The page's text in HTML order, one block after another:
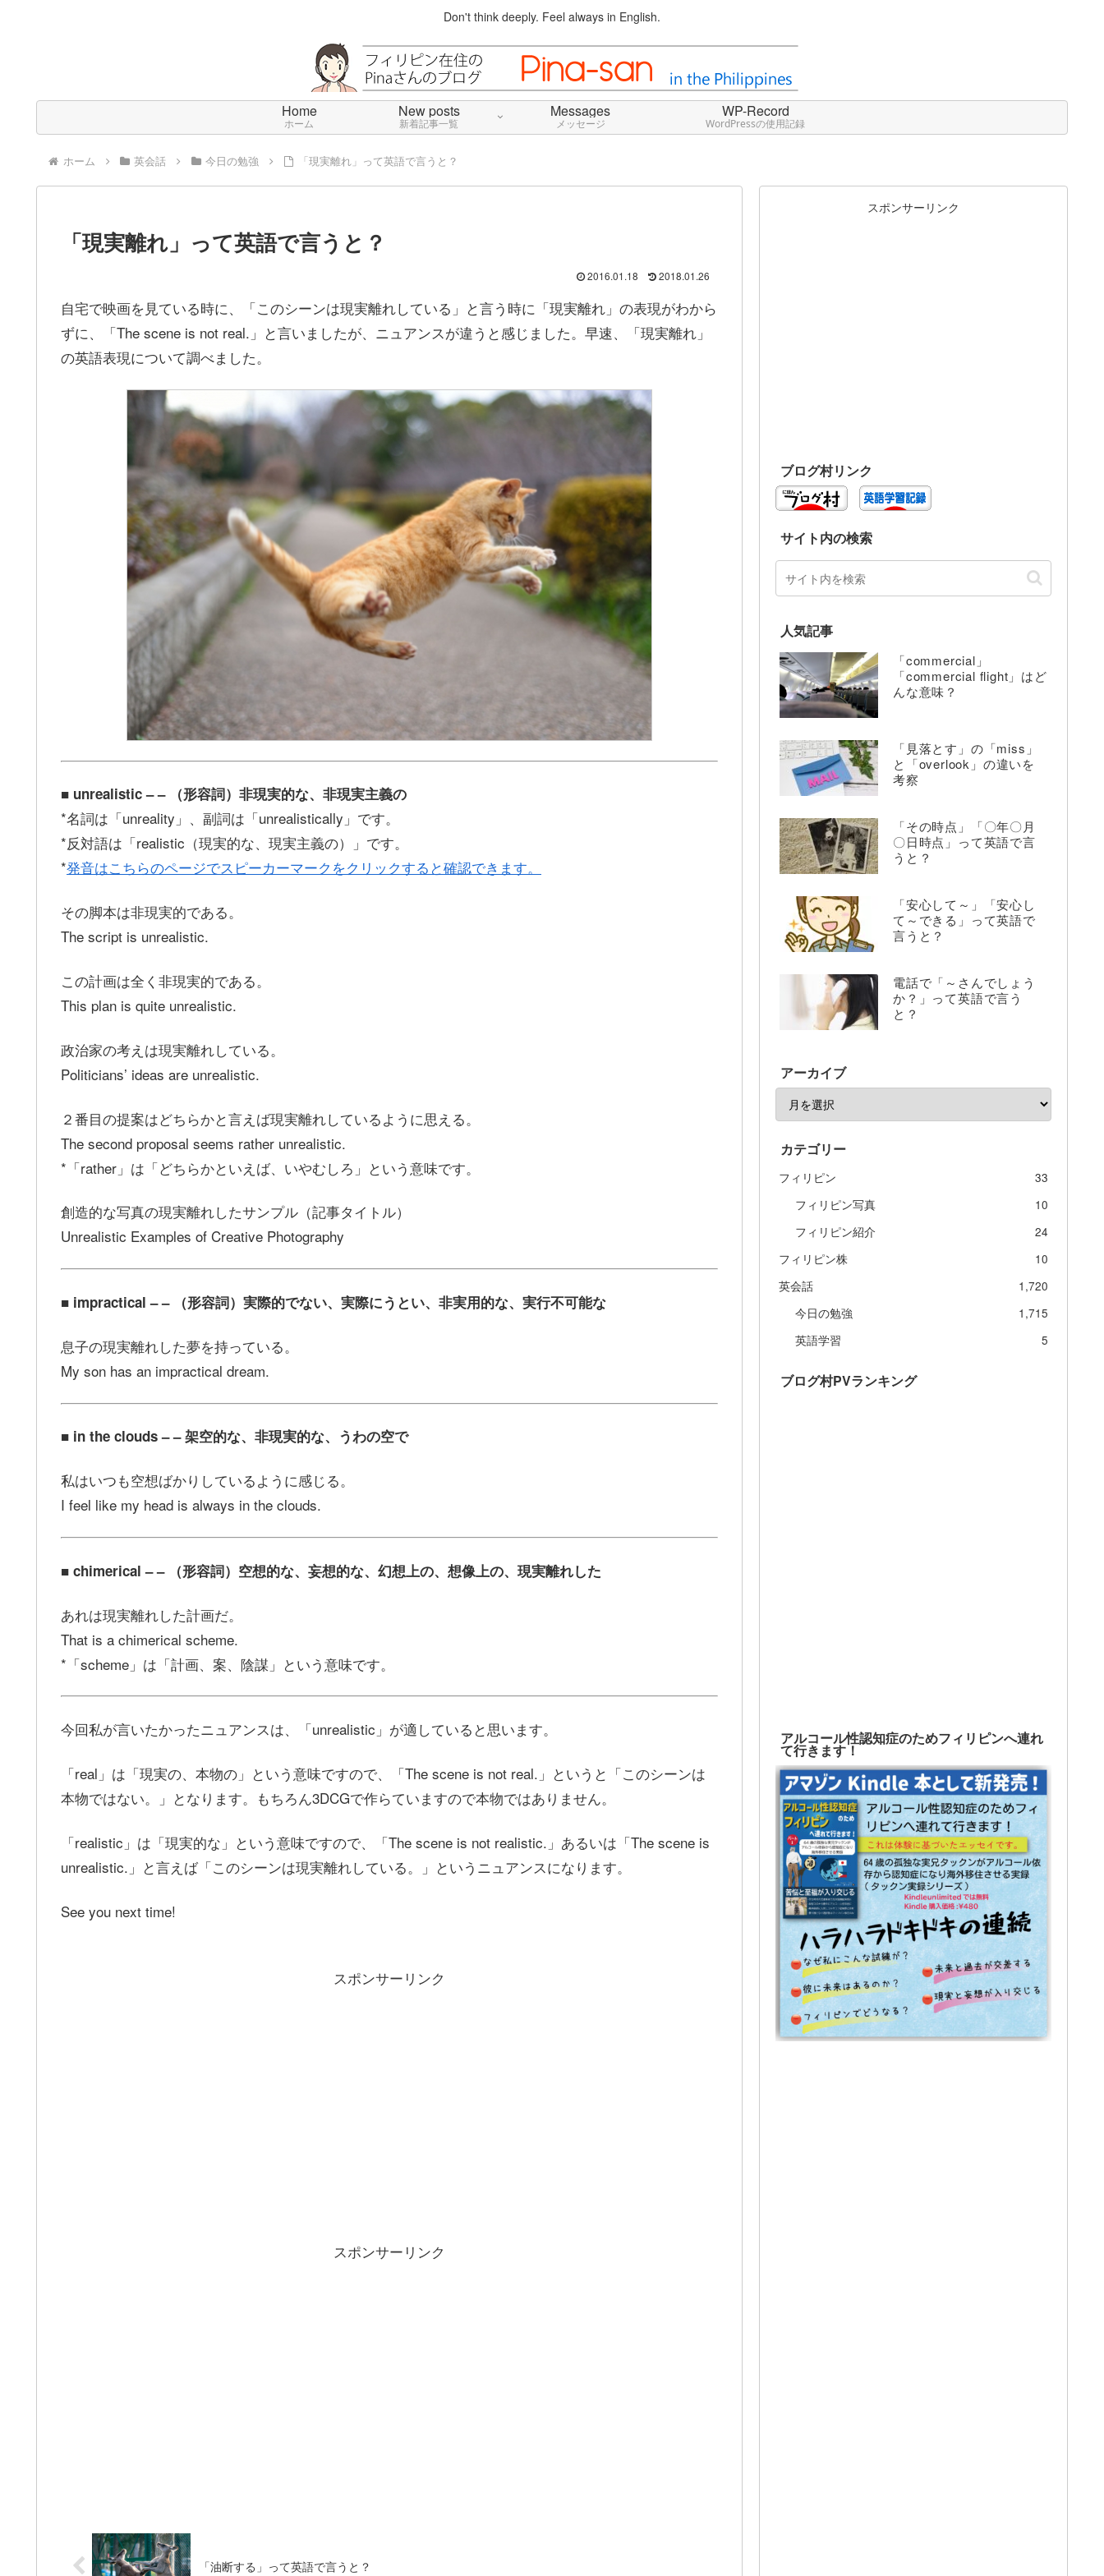
Don't think deeply. Feel always in English.
Home
ホーム
New posts
新着記事一覧
Messages
メッセージ
WP-Record
WordPressの使用記録
ホーム 英会話 今日の勉強 「現実離れ」って英語で言うと？
「現実離れ」って英語で言うと？
2016.01.18 2018.01.26
自宅で映画を見ている時に、「このシーンは現実離れしている」と言う時に「現実離れ」の表現がわから
ずに、「The scene is not real.」と言いましたが、ニュアンスが違うと感じました。早速、「現実離れ」
の英語表現について調べました。
■ unrealistic – – （形容詞）非現実的な、非現実主義の
*名詞は「unreality」、副詞は「unrealistically」です。
*反対語は「realistic（現実的な、現実主義の）」です。
*発音はこちらのページでスピーカーマークをクリックすると確認できます。
その脚本は非現実的である。
The script is unrealistic.
この計画は全く非現実的である。
This plan is quite unrealistic.
政治家の考えは現実離れしている。
Politicians’ ideas are unrealistic.
２番目の提案はどちらかと言えば現実離れしているように思える。
The second proposal seems rather unrealistic.
*「rather」は「どちらかといえば、いやむしろ」という意味です。
創造的な写真の現実離れしたサンプル（記事タイトル）
Unrealistic Examples of Creative Photography
■ impractical – – （形容詞）実際的でない、実際にうとい、非実用的な、実行不可能な
息子の現実離れした夢を持っている。
My son has an impractical dream.
■ in the clouds – – 架空的な、非現実的な、うわの空で
私はいつも空想ばかりしているように感じる。
I feel like my head is always in the clouds.
■ chimerical – – （形容詞）空想的な、妄想的な、幻想上の、想像上の、現実離れした
あれは現実離れした計画だ。
That is a chimerical scheme.
*「scheme」は「計画、案、陰謀」という意味です。
今回私が言いたかったニュアンスは、「unrealistic」が適していると思います。
「real」は「現実の、本物の」という意味ですので、「The scene is not real.」というと「このシーンは
本物ではない。」となります。もちろん3DCGで作らていますので本物ではありません。
「realistic」は「現実的な」という意味ですので、「The scene is not realistic.」あるいは「The scene is
unrealistic.」と言えば「このシーンは現実離れしている。」というニュアンスになります。
See you next time!
スポンサーリンク
スポンサーリンク
「油断する」って英語で言うと？
スポンサーリンク
ブログ村リンク
サイト内の検索
人気記事
「commercial」
「commercial flight」はど
んな意味？
「見落とす」の「miss」
と「overlook」の違いを
考察
「その時点」「〇年〇月
〇日時点」って英語で言
うと？
「安心して～」「安心し
て～できる」って英語で
言うと？
電話で「～さんでしょう
か？」って英語で言う
と？
アーカイブ
カテゴリー
フィリピン
33
フィリピン写真
10
フィリピン紹介
24
フィリピン株
10
英会話
1,720
今日の勉強
1,715
英語学習
5
ブログ村PVランキング
アルコール性認知症のためフィリピンへ連れ
て行きます！